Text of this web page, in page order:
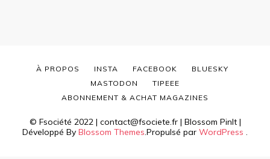
© Fsociété 2022 | contact@fsociete.fr | Blossom PinIt |
Développé By Blossom Themes.Propulsé par WordPress .
À PROPOS INSTA FACEBOOK
BLUESKY
MASTODON
TIPEEE
ABONNEMENT & ACHAT MAGAZINES